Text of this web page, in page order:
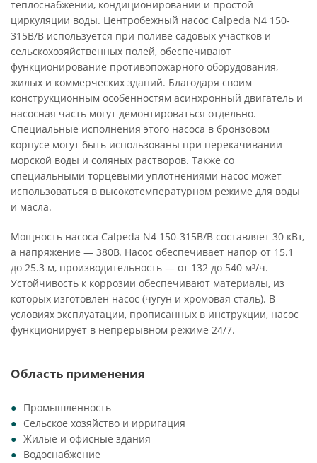
теплоснабжении, кондиционировании и простой
циркуляции воды. Центробежный насос Calpeda N4 150-
315B/B используется при поливе садовых участков и
сельскохозяйственных полей, обеспечивают
функционирование противопожарного оборудования,
жилых и коммерческих зданий. Благодаря своим
конструкционным особенностям асинхронный двигатель и
насосная часть могут демонтироваться отдельно.
Специальные исполнения этого насоса в бронзовом
корпусе могут быть использованы при перекачивании
морской воды и соляных растворов. Также со
специальными торцевыми уплотнениями насос может
использоваться в высокотемпературном режиме для воды
и масла.
Мощность насоса Calpeda N4 150-315B/B составляет 30 кВт,
а напряжение — 380В. Насос обеспечивает напор от 15.1
до 25.3 м, производительность — от 132 до 540 м³/ч.
Устойчивость к коррозии обеспечивают материалы, из
которых изготовлен насос (чугун и хромовая сталь). В
условиях эксплуатации, прописанных в инструкции, насос
функционирует в непрерывном режиме 24/7.
Область применения
Промышленность
Сельское хозяйство и ирригация
Жилые и офисные здания
Водоснабжение